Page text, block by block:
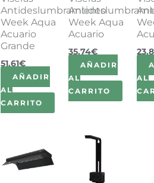
Antideslumbramiento
Week Aqua
Acuario
Grande
51,61€
AÑADIR
AL
CARRITO
Week Aqua
Acuario
35,74€
AÑADIR
AL
CARRITO
AL